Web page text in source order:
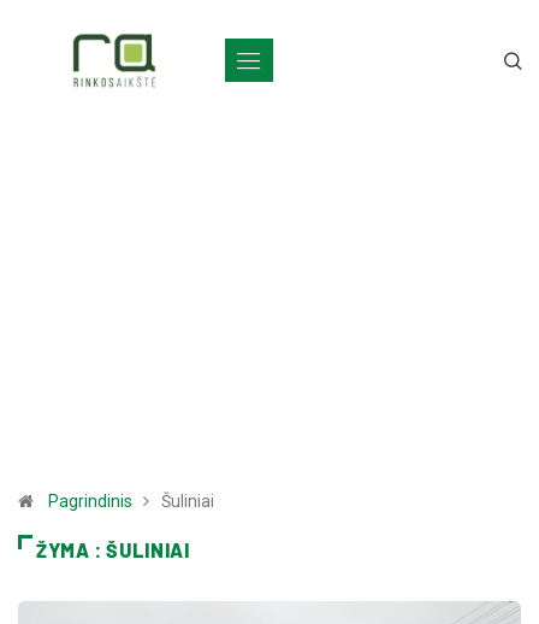
Pagrindinis Šuliniai
ŽYMA : ŠULINIAI